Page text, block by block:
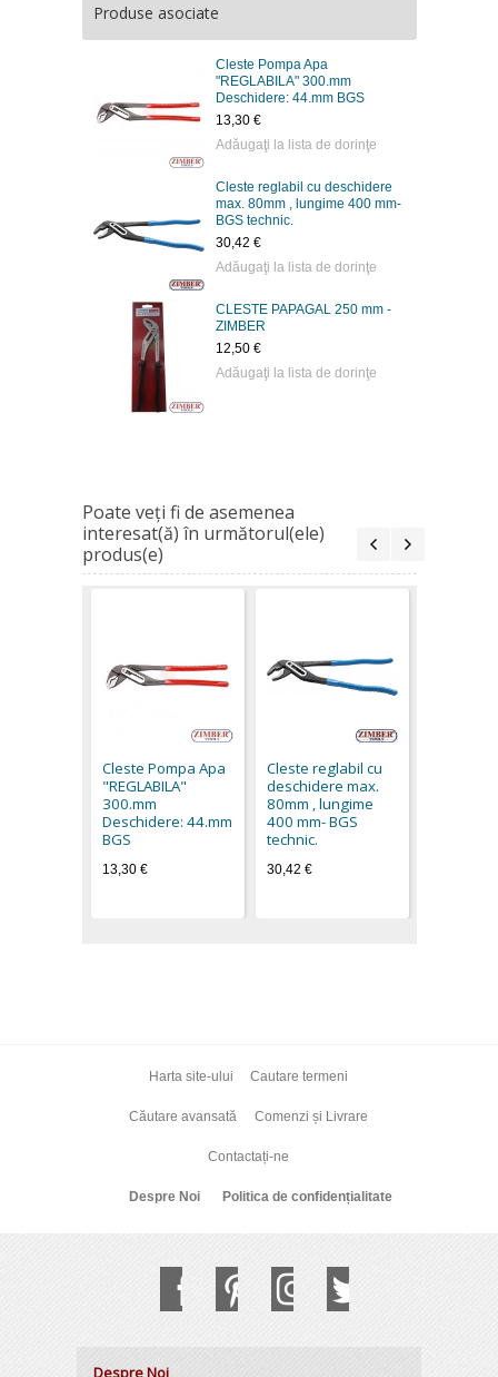
Produse asociate
Cleste Pompa Apa
"REGLABILA" 300.mm
Deschidere: 44.mm BGS
13,30 €
Adăugaţi la lista de dorinţe
Cleste reglabil cu deschidere
max. 80mm , lungime 400 mm-
BGS technic.
30,42 €
Adăugaţi la lista de dorinţe
CLESTE PAPAGAL 250 mm -
ZIMBER
12,50 €
Adăugaţi la lista de dorinţe
Poate veţi fi de asemenea
interesat(ă) în următorul(ele)
produs(e)
Cleste Pompa Apa
"REGLABILA"
300.mm
Deschidere: 44.mm
BGS
13,30 €
Cleste reglabil cu
deschidere max.
80mm , lungime
400 mm- BGS
technic.
30,42 €
Harta site-ului Cautare termeni
Căutare avansată Comenzi și Livrare
Contactați-ne
Despre Noi Politica de confidențialitate
Despre Noi